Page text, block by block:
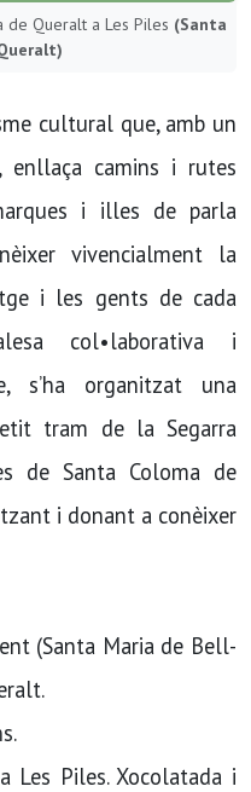
de Queralt a Les Piles (Santa
cultural que, amb un
camins i rutes
i illes de parla
vivencialment la
i les gents de cada
col•laborativa i
s’ha organitzat una
tram de la Segarra
de Santa Coloma de
i donant a conèixer
(Santa Maria de Bell-
Les Piles. Xocolatada i